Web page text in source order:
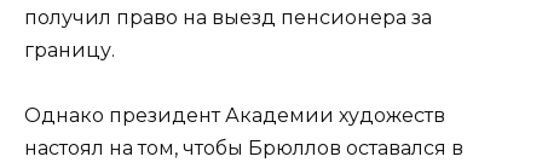
получил право на выезд пенсионера за
границу.
Однако президент Академии художеств
настоял на том, чтобы Брюллов оставался в